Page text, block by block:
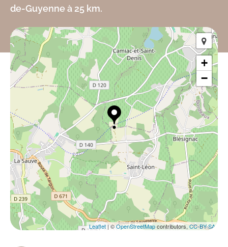
de-Guyenne à 25 km.
+
−
Leaflet| ©OpenStreetMapcontributors,CC-BY-SA